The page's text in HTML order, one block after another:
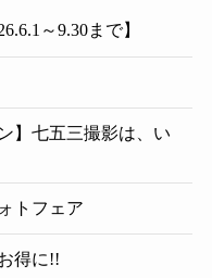
～9.30まで】
】七五三撮影は、い
トフェア
得に!!